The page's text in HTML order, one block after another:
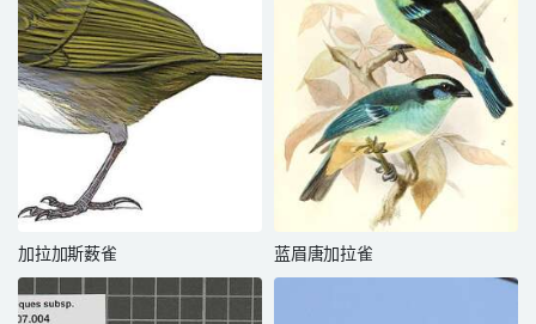
加拉加斯薮雀 蓝眉唐加拉雀